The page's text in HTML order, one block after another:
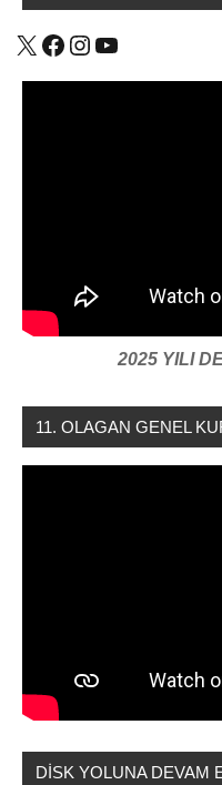
X Facebook
Instagram
YouTube
2025 YILI
11. OLAGAN GENEL
DİSK YOLUNA DEVAM